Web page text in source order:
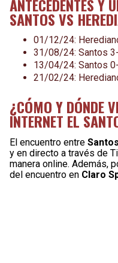
ANTECEDENTES Y
SANTOS VS
01/12/24:
31/08/24: Santos
13/04/24: Santos
21/02/24:
¿CÓMO Y DÓNDE
INTERNET EL
El encuentro entre
y en directo a través de
manera online. Además,
del encuentro en Claro